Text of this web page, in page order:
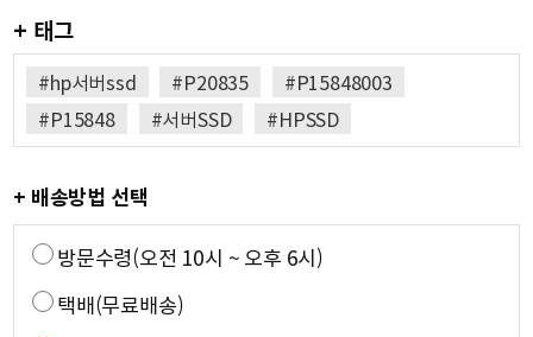
+ 태그
#hp서버ssd #P20835
#P15848003
#P15848
#서버SSD #HPSSD
+ 배송방법 선택
방문수령(오전 10시 ~ 오후 6시)
택배(무료배송)